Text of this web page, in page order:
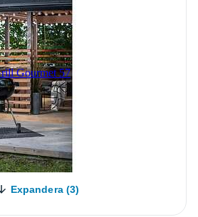
Gourmet 57
Expandera (3)